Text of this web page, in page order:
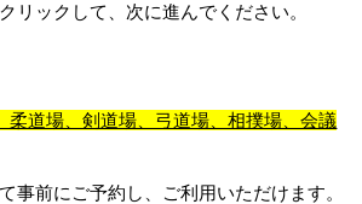
ーム
リックして、次に進んでください。
柔道場、剣道場、弓道場、相撲場、会議
事前にご予約し、ご利用いただけます。